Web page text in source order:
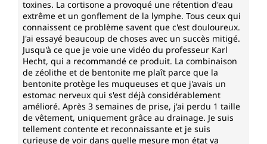
toxines. La cortisone a provoqué une rétention d'eau
extrême et un gonflement de la lymphe. Tous ceux qui
connaissent ce problème savent que c'est douloureux.
J'ai essayé beaucoup de choses avec un succès mitigé.
Jusqu'à ce que je voie une vidéo du professeur Karl
Hecht, qui a recommandé ce produit. La combinaison
de zéolithe et de bentonite me plaît parce que la
bentonite protège les muqueuses et que j'avais un
estomac nerveux qui s'est déjà considérablement
amélioré. Après 3 semaines de prise, j'ai perdu 1 taille
de vêtement, uniquement grâce au drainage. Je suis
tellement contente et reconnaissante et je suis
curieuse de voir dans quelle mesure mon état va